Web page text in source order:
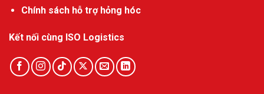
Chính sách hỗ trợ hỏng hóc
Kết nối cùng ISO Logistics